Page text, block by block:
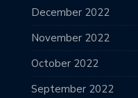
December 2022
November 2022
October 2022
September 2022